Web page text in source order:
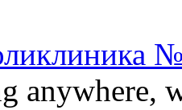
anywhere,